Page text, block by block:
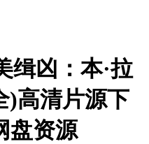
缉凶：本·拉
)高清片源下
盘资源